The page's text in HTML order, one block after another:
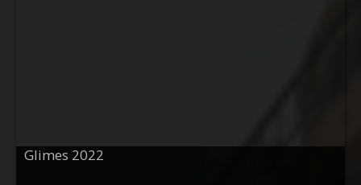
Glimes 2022